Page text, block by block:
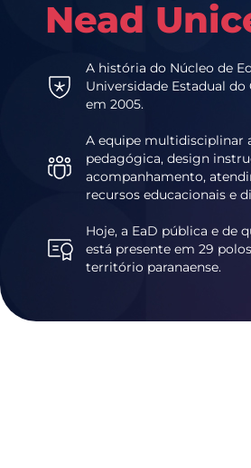
Nead
A história do Núcleo de
Universidade Estadual
em 2005.
A equipe multidisciplinar
pedagógica, design
acompanhamento,
recursos educacionais e
Hoje, a EaD pública e de
está presente em 29
território paranaense.